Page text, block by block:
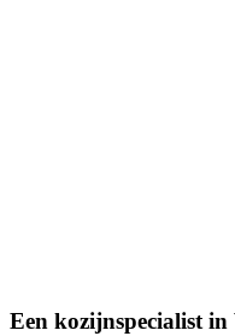
Een kozijnspecialist in